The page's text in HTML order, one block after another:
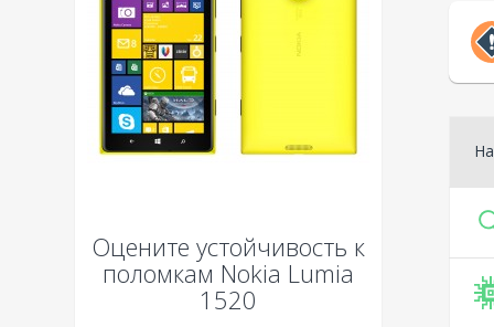
Оцените устойчивость к
поломкам Nokia Lumia
1520